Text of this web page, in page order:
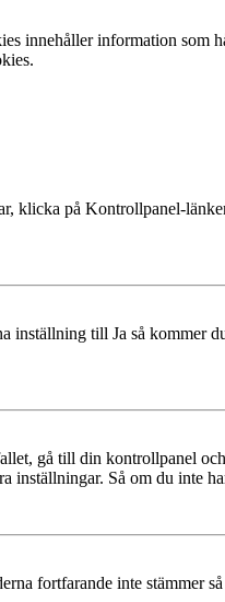
innehåller information
klicka på Kontrollpanel-
till Ja så kommer
gå till din kontrollpanel
inställningar. Så om du inte
fortfarande inte stämmer